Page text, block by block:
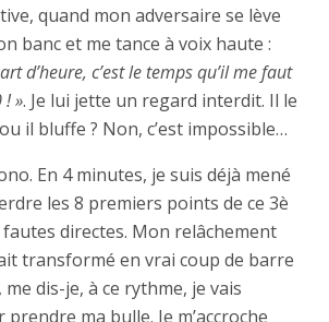
quand mon adversaire se lève
banc et me tance à voix haute :
d’heure, c’est le temps qu’il me faut
». Je lui jette un regard interdit. Il le
il bluffe ? Non, c’est impossible…
En 4 minutes, je suis déjà mené
les 8 premiers points de ce 3è
directes. Mon relâchement
transformé en vrai coup de barre
dis-je, à ce rythme, je vais
ma bulle. Je m’accroche